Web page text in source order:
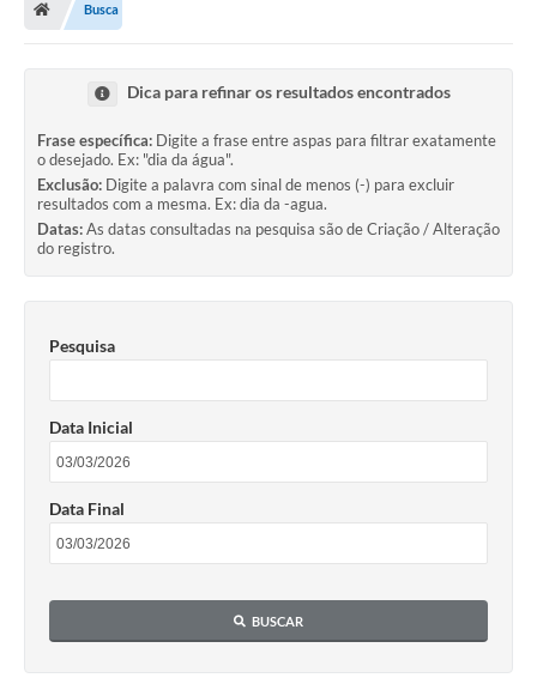
Busca
Dica para refinar os resultados encontrados
Frase específica: Digite a frase entre aspas para filtrar exatamente
o desejado. Ex: "dia da água".
Exclusão: Digite a palavra com sinal de menos (-) para excluir
resultados com a mesma. Ex: dia da -agua.
Datas:As datas consultadas na pesquisa são de Criação / Alteração
do registro.
Pesquisa
Data Inicial
Data Final
BUSCAR